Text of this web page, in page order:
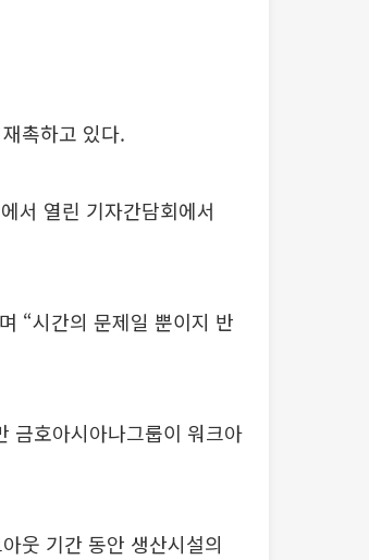
촉하고 있다.
서 열린 기자간담회에서
“시간의 문제일 뿐이지 반
금호아시아나그룹이 워크아
웃 기간 동안 생산시설의